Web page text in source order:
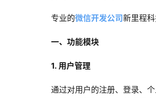
专业的微信开发公司新里程
一、功能模块
1. 用户管理
通过对用户的注册、登录、